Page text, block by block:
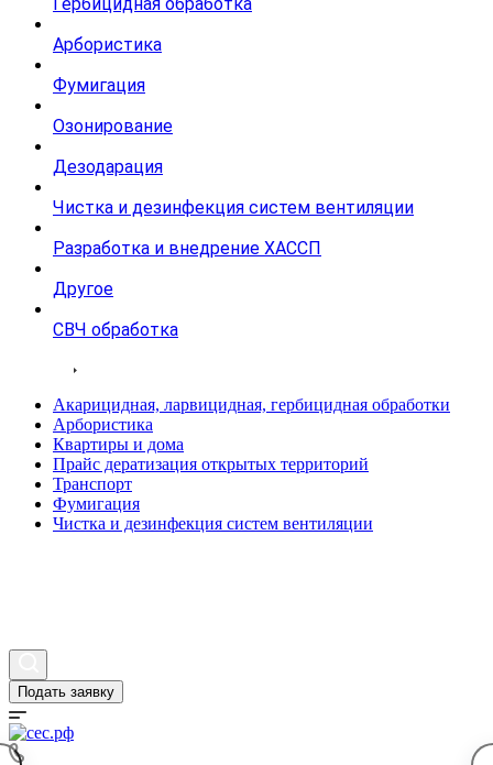
Арбористика
Фумигация
Озонирование
Дезодарация
Чистка и дезинфекция систем вентиляции
Разработка и внедрение ХАССП
Другое
СВЧ обработка
Акарицидная, ларвицидная, гербицидная обработки
Арбористика
Квартиры и дома
Прайс дератизация открытых территорий
Транспорт
Фумигация
Чистка и дезинфекция систем вентиляции
Подать заявку